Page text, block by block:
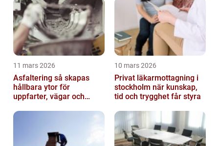
11 mars 2026
Asfaltering så skapas
hållbara ytor för
uppfarter, vägar och
10 mars 2026
Privat läkarmottagning i
stockholm när kunskap,
tid och trygghet får styra